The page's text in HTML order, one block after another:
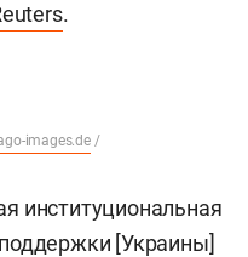
.
images.de/
институциональная
[Украины]